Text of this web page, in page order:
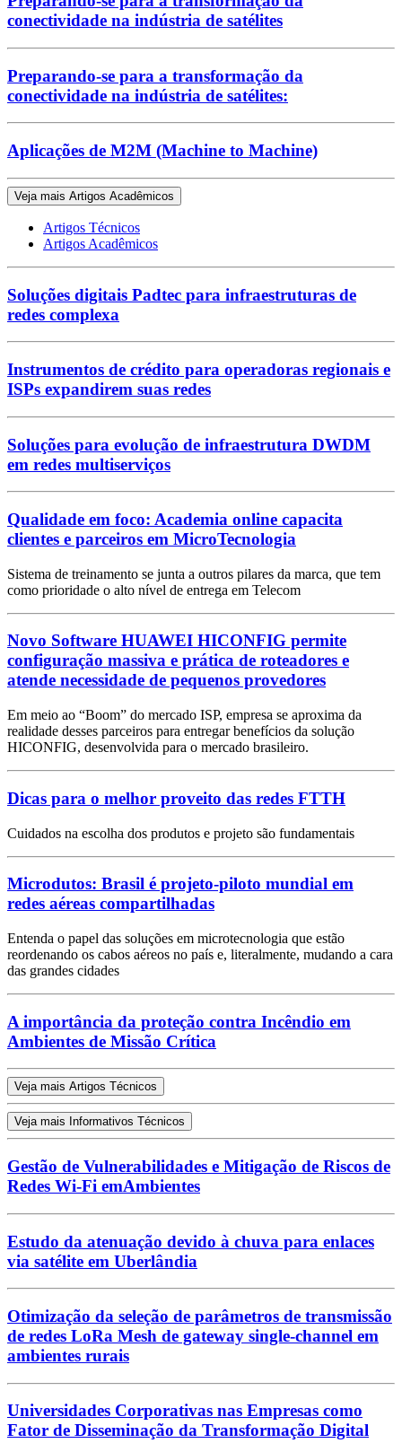
conectividade na indústria de satélites
Preparando-se para a transformação da
conectividade na indústria de satélites:
Aplicações de M2M (Machine to Machine)
Veja mais Artigos Acadêmicos
Artigos Técnicos
Artigos Acadêmicos
Soluções digitais Padtec para infraestruturas de
redes complexa
Instrumentos de crédito para operadoras regionais e
ISPs expandirem suas redes
Soluções para evolução de infraestrutura DWDM
em redes multiserviços
Qualidade em foco: Academia online capacita
clientes e parceiros em MicroTecnologia
Sistema de treinamento se junta a outros pilares da marca, que tem
como prioridade o alto nível de entrega em Telecom
Novo Software HUAWEI HICONFIG permite
configuração massiva e prática de roteadores e
atende necessidade de pequenos provedores
Em meio ao “Boom” do mercado ISP, empresa se aproxima da
realidade desses parceiros para entregar benefícios da solução
HICONFIG, desenvolvida para o mercado brasileiro.
Dicas para o melhor proveito das redes FTTH
Cuidados na escolha dos produtos e projeto são fundamentais
Microdutos: Brasil é projeto-piloto mundial em
redes aéreas compartilhadas
Entenda o papel das soluções em microtecnologia que estão
reordenando os cabos aéreos no país e, literalmente, mudando a cara
das grandes cidades
A importância da proteção contra Incêndio em
Ambientes de Missão Crítica
Veja mais Artigos Técnicos
Veja mais Informativos Técnicos
Gestão de Vulnerabilidades e Mitigação de Riscos de
Redes Wi-Fi emAmbientes
Estudo da atenuação devido à chuva para enlaces
via satélite em Uberlândia
Otimização da seleção de parâmetros de transmissão
de redes LoRa Mesh de gateway single-channel em
ambientes rurais
Universidades Corporativas nas Empresas como
Fator de Disseminação da Transformação Digital